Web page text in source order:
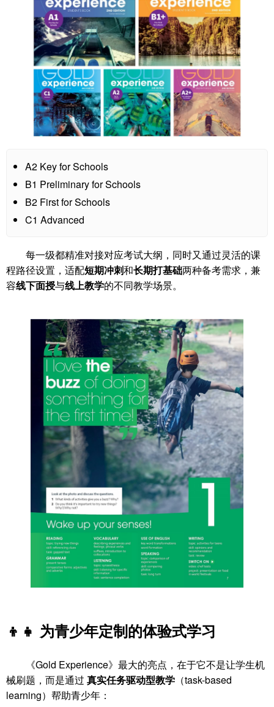
A2 Key for Schools
B1 Preliminary for Schools
B2 First for Schools
C1 Advanced
每一级都精准对接对应考试大纲，同时又通过灵活的课
程路径设置，适配短期冲刺和长期打基础两种备考需求，兼
容线下面授与线上教学的不同教学场景。
👦👧 为青少年定制的体验式学习
《Gold Experience》最大的亮点，在于它不是让学生机
械刷题，而是通过 真实任务驱动型教学 （task-based
learning）帮助青少年：